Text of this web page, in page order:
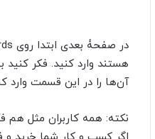
هستند وارد کنید. فکر
آن‌ها را در این قسمت وارد
نکته: همه کاربران مثل هم